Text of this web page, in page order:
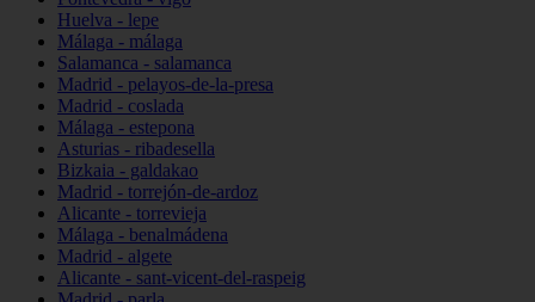
Huelva - lepe
Málaga - málaga
Salamanca - salamanca
Madrid - pelayos-de-la-presa
Madrid - coslada
Málaga - estepona
Asturias - ribadesella
Bizkaia - galdakao
Madrid - torrejón-de-ardoz
Alicante - torrevieja
Málaga - benalmádena
Madrid - algete
Alicante - sant-vicent-del-raspeig